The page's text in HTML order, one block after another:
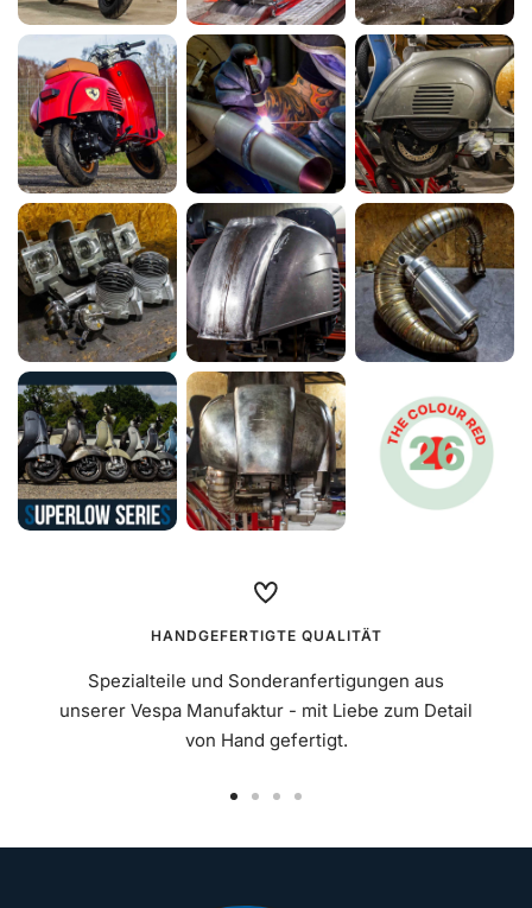
HANDGEFERTIGTE QUALITÄT
Spezialteile und Sonderanfertigungen aus
unserer Vespa Manufaktur - mit Liebe zum Detail
von Hand gefertigt.